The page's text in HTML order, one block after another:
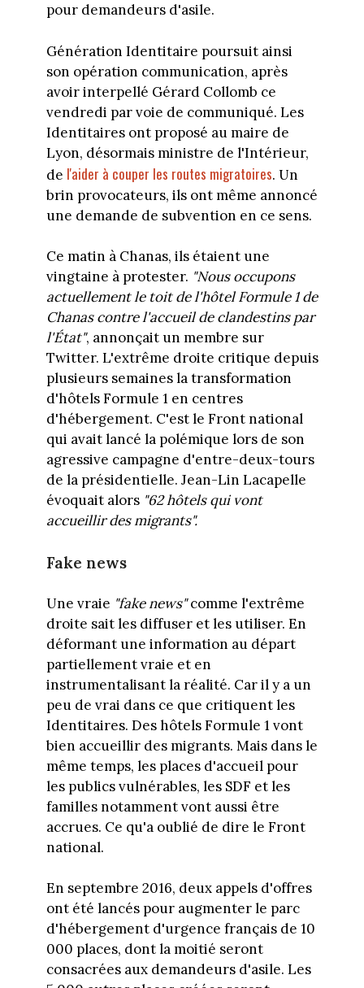
pour demandeurs d'asile.
Génération Identitaire poursuit ainsi
son opération communication, après
avoir interpellé Gérard Collomb ce
vendredi par voie de communiqué. Les
Identitaires ont proposé au maire de
Lyon, désormais ministre de l'Intérieur,
de l'aider à couper les routes migratoires. Un
brin provocateurs, ils ont même annoncé
une demande de subvention en ce sens.
Ce matin à Chanas, ils étaient une
vingtaine à protester. "Nous occupons
actuellement le toit de l'hôtel Formule 1 de
Chanascontre l'accueil de clandestins par
l'État", annonçait un membre sur
Twitter. L'extrême droite critique depuis
plusieurs semaines la transformation
d'hôtels Formule 1 en centres
d'hébergement. C'est le Front national
qui avait lancé la polémique lors de son
agressive campagne d'entre-deux-tours
de la présidentielle. Jean-Lin Lacapelle
évoquait alors "62 hôtels qui vont
accueillir des migrants".
Fake news
Une vraie "fake news"comme l'extrême
droite sait les diffuser et les utiliser. En
déformant une information au départ
partiellement vraie et en
instrumentalisant la réalité. Car il y a un
peu de vrai dans ce que critiquent les
Identitaires. Des hôtels Formule 1 vont
bien accueillir des migrants. Mais dans le
même temps, les places d'accueil pour
les publics vulnérables, les SDF et les
familles notamment vont aussi être
accrues. Ce qu'a oublié de dire le Front
national.
En septembre 2016, deux appels d'offres
ont été lancés pour augmenter le parc
d'hébergement d'urgence français de 10
000 places, dont la moitié seront
consacrées aux demandeurs d'asile. Les